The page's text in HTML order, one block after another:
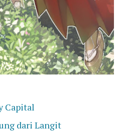
Capital
dari Langit